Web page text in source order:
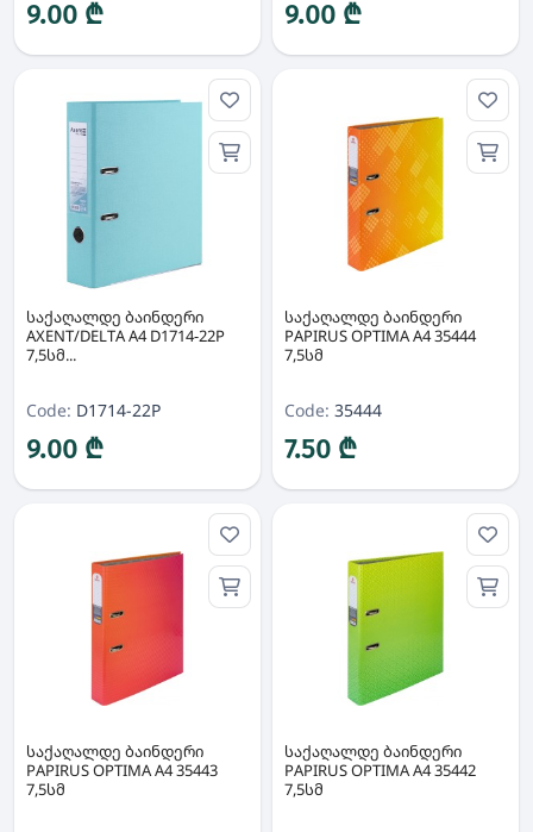
9.00 ₾ 9.00 ₾
საქაღალდე ბაინდერი
AXENT/DELTA A4 D1714-22P
7,5სმ...
Code: D1714-22P
9.00 ₾
საქაღალდე ბაინდერი
PAPIRUS OPTIMA A4 35444
7,5სმ
Code: 35444
7.50 ₾
საქაღალდე ბაინდერი
PAPIRUS OPTIMA A4 35443
7,5სმ
საქაღალდე ბაინდერი
PAPIRUS OPTIMA A4 35442
7,5სმ